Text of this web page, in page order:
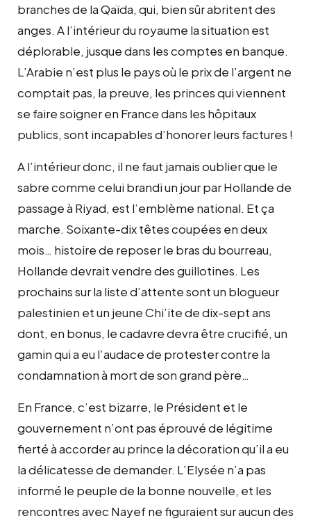
branches de la Qaïda, qui, bien sûr abritent des
anges. A l’intérieur du royaume la situation est
déplorable, jusque dans les comptes en banque.
L’Arabie n’est plus le pays où le prix de l’argent ne
comptait pas, la preuve, les princes qui viennent
se faire soigner en France dans les hôpitaux
publics, sont incapables d’honorer leurs factures !
A l’intérieur donc, il ne faut jamais oublier que le
sabre comme celui brandi un jour par Hollande de
passage à Riyad, est l’emblème national. Et ça
marche. Soixante-dix têtes coupées en deux
mois… histoire de reposer le bras du bourreau,
Hollande devrait vendre des guillotines. Les
prochains sur la liste d’attente sont un blogueur
palestinien et un jeune Chi’ite de dix-sept ans
dont, en bonus, le cadavre devra être crucifié, un
gamin qui a eu l’audace de protester contre la
condamnation à mort de son grand père…
En France, c’est bizarre, le Président et le
gouvernement n’ont pas éprouvé de légitime
fierté à accorder au prince la décoration qu’il a eu
la délicatesse de demander. L’Elysée n’a pas
informé le peuple de la bonne nouvelle, et les
rencontres avec Nayef ne figuraient sur aucun des